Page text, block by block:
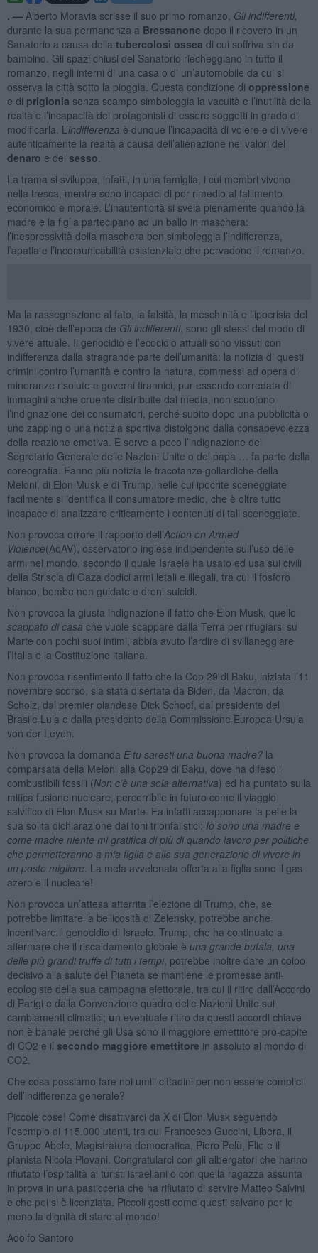
. — Alberto Moravia scrisse il suo primo romanzo, Gli indifferenti,
durante la sua permanenza a Bressanone dopo il ricovero in un
Sanatorio a causa della tubercolosi ossea di cui soffriva sin da
bambino. Gli spazi chiusi del Sanatorio riecheggiano in tutto il
romanzo, negli interni di una casa o di un’automobile da cui si
osserva la città sotto la pioggia. Questa condizione di oppressione
e di prigionia senza scampo simboleggia la vacuità e l’inutilità della
realtà e l’incapacità dei protagonisti di essere soggetti in grado di
modificarla. L’indifferenza è dunque l’incapacità di volere e di vivere
autenticamente la realtà a causa dell’alienazione nei valori del
denaro e del sesso
La trama si sviluppa, infatti, in una famiglia, i cui membri vivono
nella tresca, mentre sono incapaci di por rimedio al fallimento
economico e morale. L’inautenticità si svela pienamente quando la
madre e la figlia partecipano ad un ballo in maschera:
l’inespressività della maschera ben simboleggia l’indifferenza,
l’apatia e l’incomunicabilità esistenziale che pervadono il romanzo.
Ma la rassegnazione al fato, la falsità, la meschinità e l’ipocrisia del
1930, cioè dell’epoca de Gli indifferenti, sono gli stessi del modo di
vivere attuale. Il genocidio e l’ecocidio attuali sono vissuti con
indifferenza dalla stragrande parte dell’umanità: la notizia di questi
crimini contro l’umanità e contro la natura, commessi ad opera di
minoranze risolute e governi tirannici, pur essendo corredata di
immagini anche cruente distribuite dai media, non scuotono
l’indignazione dei consumatori, perché subito dopo una pubblicità o
uno zapping o una notizia sportiva distolgono dalla consapevolezza
della reazione emotiva. E serve a poco l’indignazione del
Segretario Generale delle Nazioni Unite o del papa … fa parte della
coreografia. Fanno più notizia le tracotanze goliardiche della
Meloni, di Elon Musk e di Trump, nelle cui ipocrite sceneggiate
facilmente si identifica il consumatore medio, che è oltre tutto
incapace di analizzare criticamente i contenuti di tali sceneggiate.
Non provoca orrore il rapporto dell’Action on Armed
Violence(AoAV), osservatorio inglese indipendente sull’uso delle
armi nel mondo, secondo il quale Israele ha usato ed usa sui civili
della Striscia di Gaza dodici armi letali e illegali, tra cui il fosforo
bianco, bombe non guidate e droni suicidi.
Non provoca la giusta indignazione il fatto che Elon Musk, quello
scappato di casa che vuole scappare dalla Terra per rifugiarsi su
Marte con pochi suoi intimi, abbia avuto l’ardire di svillaneggiare
l’Italia e la Costituzione italiana.
Non provoca risentimento il fatto che la Cop 29 di Baku, iniziata l’11
novembre scorso, sia stata disertata da Biden, da Macron, da
Scholz, dal premier olandese Dick Schoof, dal presidente del
Brasile Lula e dalla presidente della Commissione Europea Ursula
von der Leyen.
Non provoca la domanda E tu saresti una buona madre?la
comparsata della Meloni alla Cop29 di Baku, dove ha difeso i
combustibili fossili (Non c’è una sola alternativa) ed ha puntato sulla
mitica fusione nucleare, percorribile in futuro come il viaggio
salvifico di Elon Musk su Marte. Fa infatti accapponare la pelle la
sua solita dichiarazione dai toni trionfalistici: Io sono una madre e
come madre niente mi gratifica di più di quando lavoro per politiche
che permetteranno a mia figlia e alla sua generazione di vivere in
un posto migliore . La mela avvelenata offerta alla figlia sono il gas
azero e il nucleare!
Non provoca un’attesa atterrita l’elezione di Trump, che, se
potrebbe limitare la bellicosità di Zelensky, potrebbe anche
incentivare il genocidio di Israele. Trump, che ha continuato a
affermare che il riscaldamento globale è una grande bufala, una
delle più grandi truffe di tutti i tempi, potrebbe inoltre dare un colpo
decisivo alla salute del Pianeta se mantiene le promesse anti-
ecologiste della sua campagna elettorale, tra cui il ritiro dall’Accordo
di Parigi e dalla Convenzione quadro delle Nazioni Unite sui
cambiamenti climatici; un eventuale ritiro da questi accordi chiave
non è banale perché gli Usa sono il maggiore emettitore pro-capite
di CO2 e il secondo maggiore emettitore in assoluto al mondo di
CO2.
Che cosa possiamo fare noi umili cittadini per non essere complici
dell’indifferenza generale?
Piccole cose! Come disattivarci da X di Elon Musk seguendo
l’esempio di 115.000 utenti, tra cui Francesco Guccini, Libera, il
Gruppo Abele, Magistratura democratica, Piero Pelù, Elio e il
pianista Nicola Piovani. Congratularci con gli albergatori che hanno
rifiutato l’ospitalità ai turisti israeliani o con quella ragazza assunta
in prova in una pasticceria che ha rifiutato di servire Matteo Salvini
e che poi si è licenziata. Piccoli gesti come questi salvano per lo
meno la dignità di stare al mondo!
Adolfo Santoro